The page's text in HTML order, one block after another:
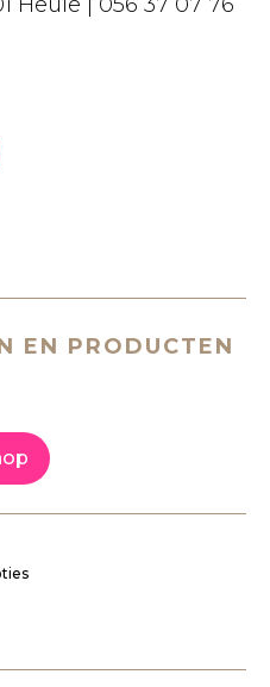
EN PRODUCTEN